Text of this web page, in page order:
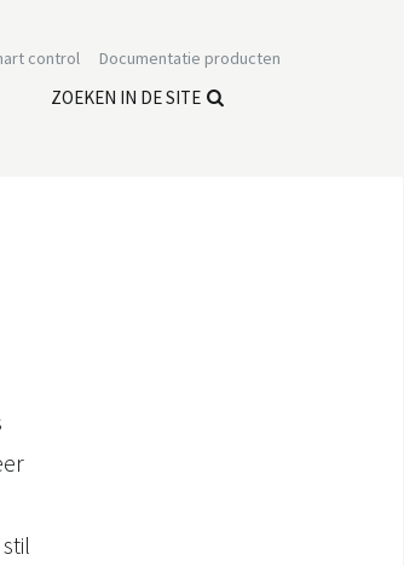
Documentatie producten
control
ZOEKEN IN DE SITE